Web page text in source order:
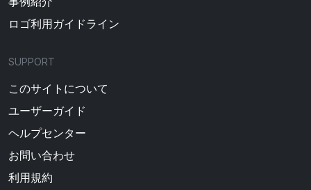
ロゴ利用ガイドライン
SUPPORT
このサイトについて
ユーザーガイド
ヘルプセンター
お問い合わせ
利用規約